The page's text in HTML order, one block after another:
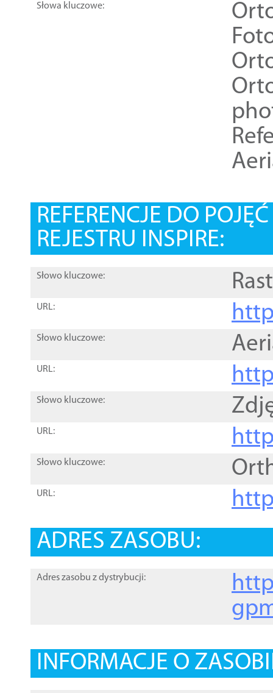
Słowa kluczowe:
REFERENCJE DO
REJESTRU INSPIRE:
Słowo kluczowe:
URL:
Słowo kluczowe:
URL:
Słowo kluczowe:
URL:
Słowo kluczowe:
URL:
ADRES ZASOBU:
Adres zasobu z dystrybucji:
INFORMACJE O